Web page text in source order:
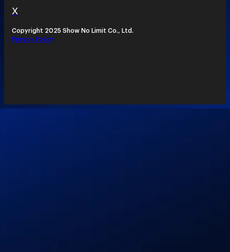
X
Copyright 2025 Show No Limit Co., Ltd.
Privacy Policy